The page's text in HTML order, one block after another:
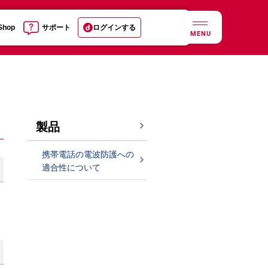
サポート ログインする
MENU
製品
携帯電話の電波防護への
適合性について